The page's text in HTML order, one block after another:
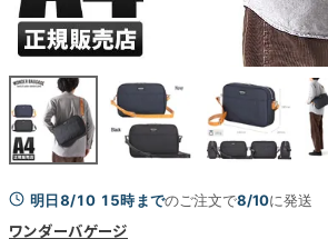
明日8/10 15時までのご注文で8/10に発送
ワンダーバゲージ